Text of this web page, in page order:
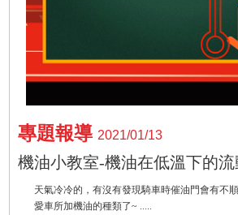
專題報導2021/01/13
機油小教室-機油在低溫下的流
天氣冷冷的，有沒有發現騎車時催油門會有不
愛車所加機油的種類了~ .....